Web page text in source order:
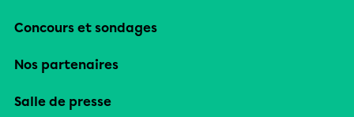
Concours et sondages
Nos partenaires
Salle de presse